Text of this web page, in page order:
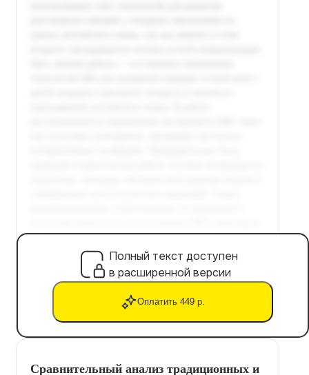
Полный текст доступен
в расширенной версии
Оплатить 449 р.
Сравнительный анализ традиционных и